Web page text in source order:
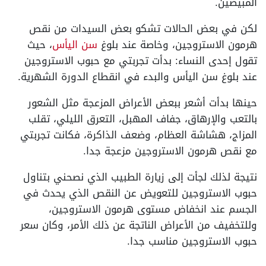
لكن في بعض الحالات تشكو بعض السيدات من نقص
هرمون الاستروجين، وخاصة عند بلوغ سن اليأس، حيث
تقول إحدى النساء: بدأت تجربتي مع حبوب الاستروجين
عند بلوغ سن اليأس والبدء في انقطاع الدورة الشهرية.
حينها بدأت أشعر ببعض الأعراض المزعجة مثل الشعور
بالتعب والإرهاق، جفاف المهبل، التعرق الليلي، تقلب
المزاج، هشاشة العظام، وضعف الذاكرة، فكانت تجربتي
مع نقص هرمون الاستروجين مزعجة جدا.
نتيجة لذلك لجأت إلى زيارة الطبيب الذي نصحني بتناول
حبوب الاستروجين للتعويض عن النقص الذي يحدث في
الجسم عند انخفاض مستوى هرمون الاستروجين،
وللتخفيف من الأعراض الناتجة عن ذلك الأمر، وكان سعر
حبوب الاستروجين مناسب جدا.